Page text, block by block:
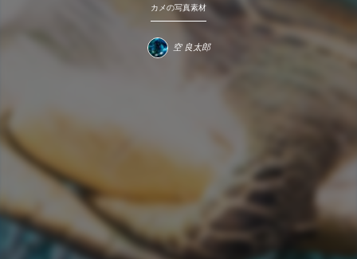
カメの写真素材
空 良太郎